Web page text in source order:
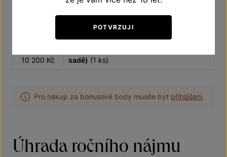
(1 ks)
10 200 Kč
sadě) (1 ks)
Pro nákup za bonusové body musíte být přihlášeni.
Úhrada ročního nájmu
POTVRZUJI